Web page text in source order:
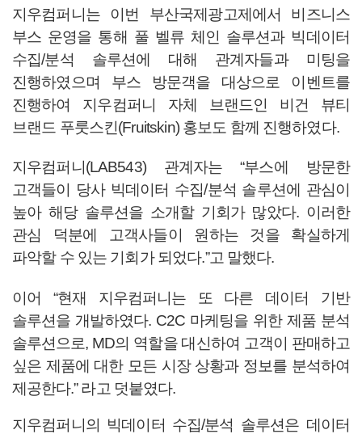
지우컴퍼니는 이번 부산국제광고제에서 비즈니스
부스 운영을 통해 풀 벨류 체인 솔루션과 빅데이터
수집/분석 솔루션에 대해 관계자들과 미팅을
진행하였으며 부스 방문객을 대상으로 이벤트를
진행하여 지우컴퍼니 자체 브랜드인 비건 뷰티
브랜드 푸룻스킨(Fruitskin) 홍보도 함께 진행하였다.
지우컴퍼니(LAB543) 관계자는 “부스에 방문한
고객들이 당사 빅데이터 수집/분석 솔루션에 관심이
높아 해당 솔루션을 소개할 기회가 많았다. 이러한
관심 덕분에 고객사들이 원하는 것을 확실하게
파악할 수 있는 기회가 되었다.”고 말했다.
이어 “현재 지우컴퍼니는 또 다른 데이터 기반
솔루션을 개발하였다. C2C 마케팅을 위한 제품 분석
솔루션으로, MD의 역할을 대신하여 고객이 판매하고
싶은 제품에 대한 모든 시장 상황과 정보를 분석하여
제공한다.” 라고 덧붙였다.
지우컴퍼니의 빅데이터 수집/분석 솔루션은 데이터